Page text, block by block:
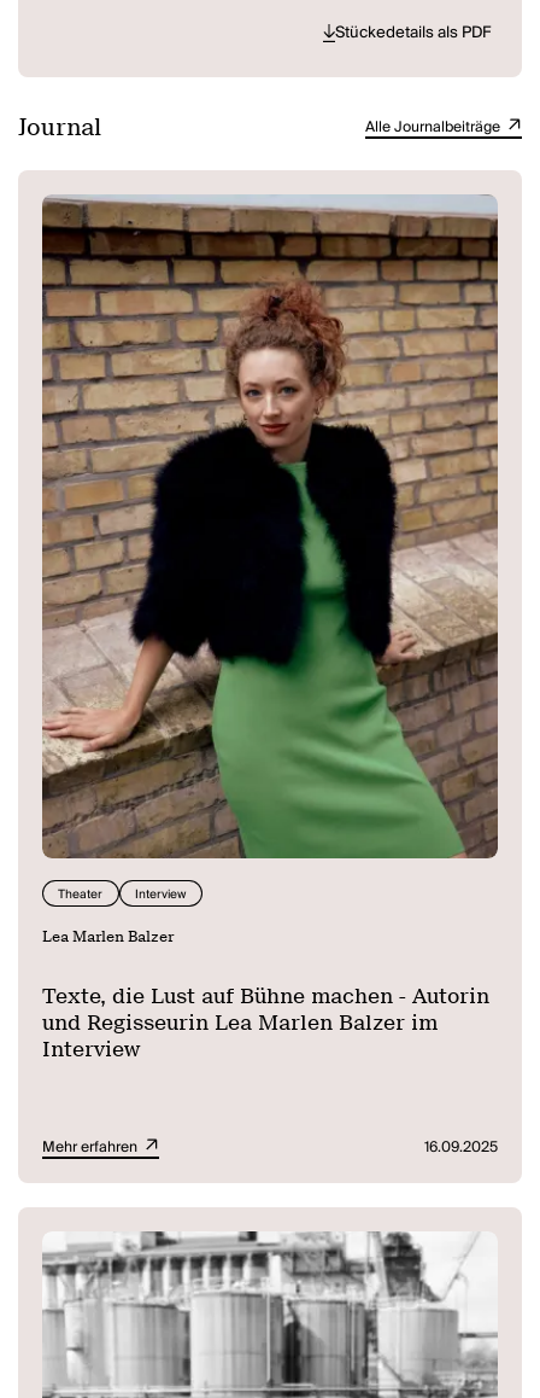
Stückedetails als PDF
Journal Alle Journalbeiträge
Theater Interview
Lea Marlen Balzer
Texte, die Lust auf Bühne machen - Autorin
und Regisseurin Lea Marlen Balzer im
Interview
Mehr erfahren 16.09.2025